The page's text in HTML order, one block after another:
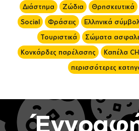
Διάστημα
Ζώδια Θρησκευτικά
Social
Φράσεις Ελληνικά
Τουριστικά
Σώματα
Κονκάρδες παρέλασης
Καπέλα
περισσότερες